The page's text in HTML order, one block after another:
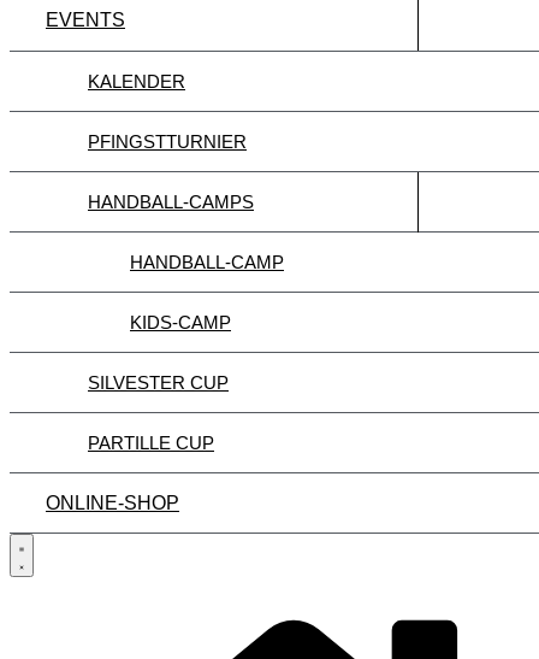
EVENTS
KALENDER
PFINGSTTURNIER
HANDBALL-CAMPS
HANDBALL-CAMP
KIDS-CAMP
SILVESTER CUP
PARTILLE CUP
ONLINE-SHOP